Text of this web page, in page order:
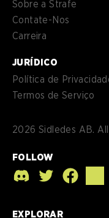
Sobre a Strafe
Contate-Nos
Carreira
JURÍDICO
Política de
Termos de Serviço
2026 Sidledes AB.
FOLLOW
EXPLORAR